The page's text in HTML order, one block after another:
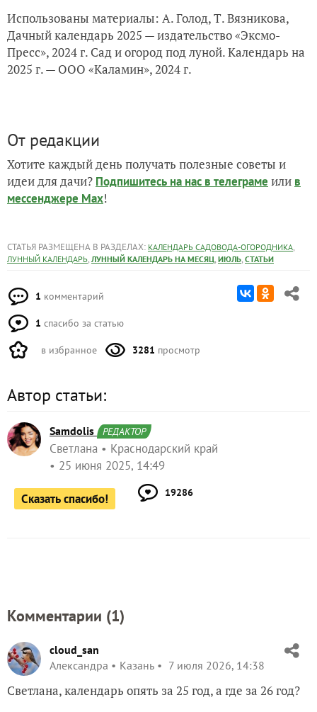
Использованы материалы: А. Голод, Т. Вязникова,
Дачный календарь 2025 — издательство «Эксмо-
Пресс», 2024 г. Сад и огород под луной. Календарь на
2025 г. — ООО «Каламин», 2024 г.
От редакции
Хотите каждый день получать полезные советы и
идеи для дачи? Подпишитесь на нас в телеграме или в
мессенджере Max!
СТАТЬЯ РАЗМЕЩЕНА В РАЗДЕЛАХ: КАЛЕНДАРЬ САДОВОДА-ОГОРОДНИКА,
ЛУННЫЙ КАЛЕНДАРЬ, ЛУННЫЙ КАЛЕНДАРЬ НА МЕСЯЦ, ИЮЛЬ, СТАТЬИ
1 комментарий
1 спасибо за статью
в избранное 3281 просмотр
Автор статьи:
Samdolis РЕДАКТОР
Светлана
Краснодарский край
25 июня 2025, 14:49
Сказать спасибо! 19286
Комментарии (1)
cloud_san
Александра
Казань 7 июля 2026, 14:38
Светлана, календарь опять за 25 год, а где за 26 год?